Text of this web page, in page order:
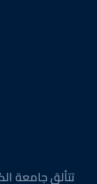
تتألق جامعة